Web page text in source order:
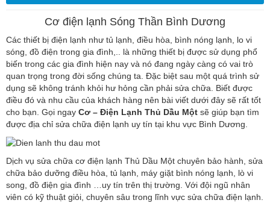
Cơ điện lạnh Sóng Thần Bình Dương
Các thiết bị điện lạnh như tủ lạnh, điều hòa, bình nóng lạnh, lo vi
sóng, đồ điện trong gia đình,.. là những thiết bị được sử dụng phổ
biến trong các gia đình hiện nay và nó đang ngày càng có vai trò
quan trọng trong đời sống chúng ta. Đặc biệt sau một quá trình sử
dụng sẽ không tránh khỏi hư hỏng cần phải sửa chữa. Biết được
điều đó và nhu cầu của khách hàng nên bài viết dưới đây sẽ rất tốt
cho bạn. Gọi ngay Cơ – Điện Lạnh Thủ Dầu Một sẽ giúp bạn tìm
được địa chỉ sửa chữa điện lạnh uy tín tại khu vực Bình Dương.
Dịch vụ sửa chữa cơ điện lạnh Thủ Dầu Một chuyên bảo hành, sửa
chữa bảo dưỡng điều hòa, tủ lạnh, máy giặt bình nóng lạnh, lò vi
song, đồ điện gia đình …uy tín trên thị trường. Với đội ngũ nhân
viên có kỹ thuật giỏi, chuyên sâu trong lĩnh vực sửa chữa điện lạnh.